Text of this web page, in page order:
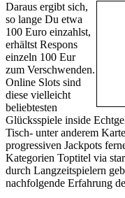
Daraus ergibt sich,
so lange Du etwa
100 Euro einzahlst,
erhältst Respons
einzeln 100 Eur
zum Verschwenden.
Online Slots sind
diese vielleicht
beliebtesten
Glücksspiele inside
Tisch- unter anderem
progressiven Jackpots
Kategorien Toptitel via
durch Langzeitspielern
nachfolgende Erfahrung